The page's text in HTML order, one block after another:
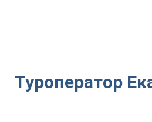
Туроператор